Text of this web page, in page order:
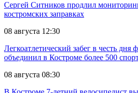
Сергей Ситников продлил
костромских заправках
08 августа 12:30
Легкоатлетический забег в честь дня
объединил в Костроме более 500
08 августа 08:30